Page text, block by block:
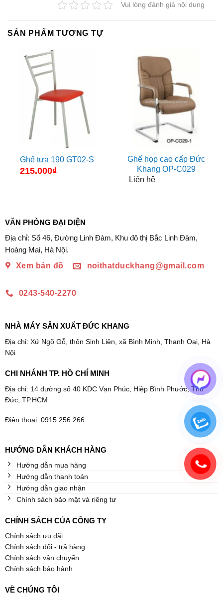
Vui lòng đánh giá nội dung
SẢN PHẨM TƯƠNG TỰ
Ghế tựa 190 GT02-S
215.000₫
Ghế họp cao cấp Đức
Khang OP-C029
Liên hệ
VĂN PHÒNG ĐẠI DIỆN
Địa chỉ: Số 46, Đường Linh Đàm, Khu đô thị Bắc Linh Đàm,
Hoàng Mai, Hà Nội.
Xem bản đồ
noithatduckhang@gmail.com
0243-540-2270
NHÀ MÁY SẢN XUẤT ĐỨC KHANG
Địa chỉ: Xứ Ngõ Gỗ, thôn Sinh Liên, xã Bình Minh, Thanh Oai, Hà
Nội
CHI NHÁNH TP. HỒ CHÍ MINH
Địa chỉ: 14 đường số 40 KDC Vạn Phúc, Hiệp Bình Phước, Thủ
Đức, TP.HCM
Điện thoại: 0915.256.266
HƯỚNG DẪN KHÁCH HÀNG
Hướng dẫn mua hàng
Hướng dẫn thanh toán
Hướng dẫn giao nhận
Chính sách bảo mật và riêng tư
CHÍNH SÁCH CỦA CÔNG TY
Chính sách ưu đãi
Chính sách đổi - trả hàng
Chính sách vận chuyển
Chính sách bảo hành
VỀ CHÚNG TÔI